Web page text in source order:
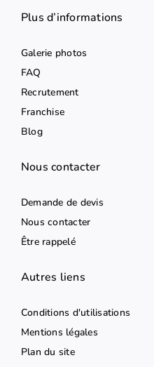
Plus d’informations
Galerie photos
FAQ
Recrutement
Franchise
Blog
Nous contacter
Demande de devis
Nous contacter
Être rappelé
Autres liens
Conditions d'utilisations
Mentions légales
Plan du site